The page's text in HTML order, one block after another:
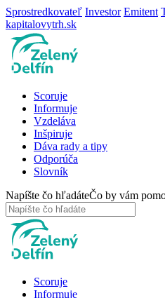
Sprostredkovateľ Investor Emitent
kapitalovytrh.sk
Scoruje
Informuje
Vzdeláva
Inšpiruje
Dáva rady a tipy
Odporúča
Slovník
Napíšte čo hľadáteČo by vám
Scoruje
Informuje